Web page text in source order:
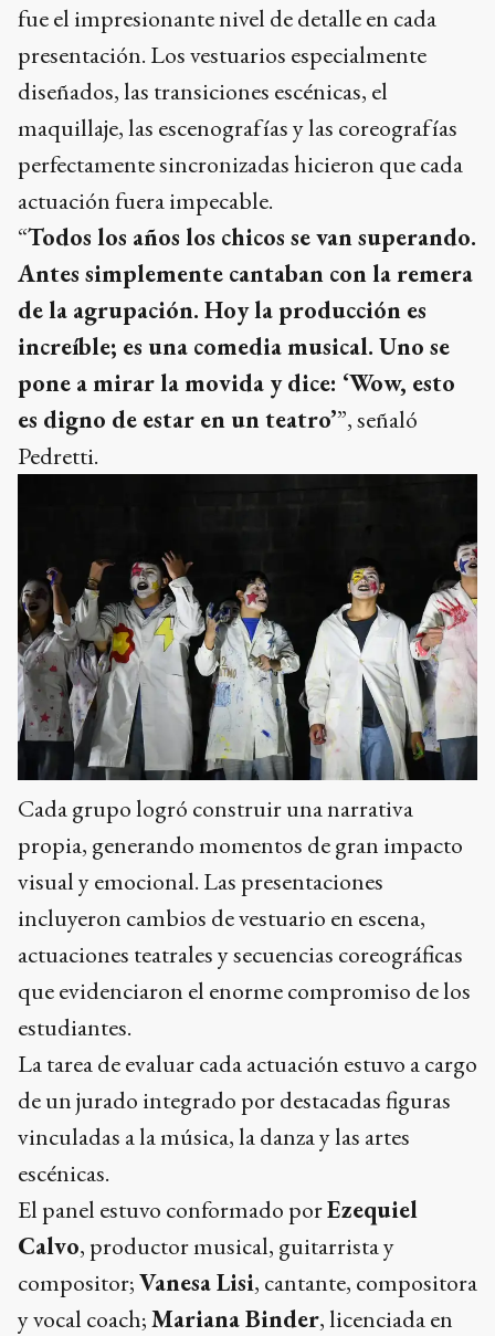
fue el impresionante nivel de detalle en cada
presentación. Los vestuarios especialmente
diseñados, las transiciones escénicas, el
maquillaje, las escenografías y las coreografías
perfectamente sincronizadas hicieron que cada
actuación fuera impecable.
“Todos los años los chicos se van superando.
Antes simplemente cantaban con la remera
de la agrupación. Hoy la producción es
increíble; es una comedia musical. Uno se
pone a mirar la movida y dice: ‘Wow, esto
es digno de estar en un teatro’”, señaló
Pedretti.
Cada grupo logró construir una narrativa
propia, generando momentos de gran impacto
visual y emocional. Las presentaciones
incluyeron cambios de vestuario en escena,
actuaciones teatrales y secuencias coreográficas
que evidenciaron el enorme compromiso de los
estudiantes.
La tarea de evaluar cada actuación estuvo a cargo
de un jurado integrado por destacadas figuras
vinculadas a la música, la danza y las artes
escénicas.
El panel estuvo conformado porEzequiel
Calvo, productor musical, guitarrista y
compositor;Vanesa Lisi, cantante, compositora
y vocal coach;Mariana Binder, licenciada en